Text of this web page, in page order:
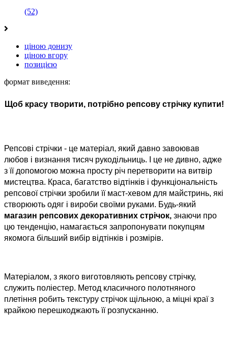
(52)
ціною донизу
ціною вгору
позицією
формат виведення:
Щоб красу творити, потрібно репсову стрічку купити!
Репсові стрічки - це матеріал, який давно завоював
любов і визнання тисяч рукодільниць. І це не дивно, адже
з її допомогою можна просту річ перетворити на витвір
мистецтва. Краса, багатство відтінків і функціональність
репсової стрічки зробили її маст-хевом для майстринь, які
створюють одяг і вироби своїми руками. Будь-який
магазин репсових декоративних стрічок, знаючи про
цю тенденцію, намагається запропонувати покупцям
якомога більший вибір відтінків і розмірів.
Матеріалом, з якого виготовляють репсову стрічку,
служить поліестер. Метод класичного полотняного
плетіння робить текстуру стрічок щільною, а міцні краї з
крайкою перешкоджають її розпусканню.